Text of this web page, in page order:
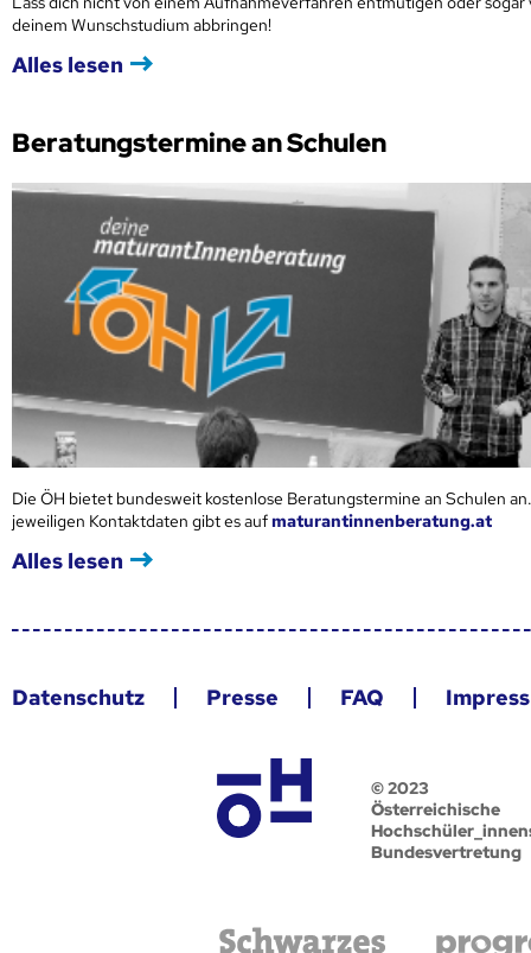
deinem Wunschstudium abbringen!
Alles lesen
Beratungstermine an Schulen
Die ÖH bietet bundesweit kostenlose Beratungstermine an Schulen
jeweiligen Kontaktdaten gibt es aufmaturantinnenberatung.at
Alles lesen
Datenschutz Presse FAQ
© 2023
Österreichische
Bundesvertretung